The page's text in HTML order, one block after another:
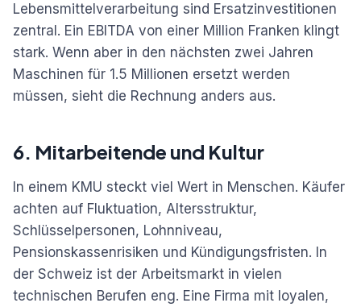
Lebensmittelverarbeitung sind Ersatzinvestitionen
zentral. Ein EBITDA von einer Million Franken klingt
stark. Wenn aber in den nächsten zwei Jahren
Maschinen für 1.5 Millionen ersetzt werden
müssen, sieht die Rechnung anders aus.
6. Mitarbeitende und Kultur
In einem KMU steckt viel Wert in Menschen. Käufer
achten auf Fluktuation, Altersstruktur,
Schlüsselpersonen, Lohnniveau,
Pensionskassenrisiken und Kündigungsfristen. In
der Schweiz ist der Arbeitsmarkt in vielen
technischen Berufen eng. Eine Firma mit loyalen,